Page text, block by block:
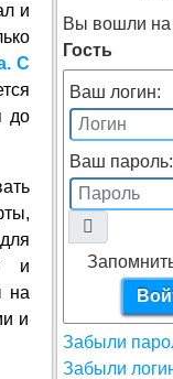
и
С
до
и
на
и
Вы вошли на
Гость
Ваш логин:
Ваш пароль:
Забыли
Забыли